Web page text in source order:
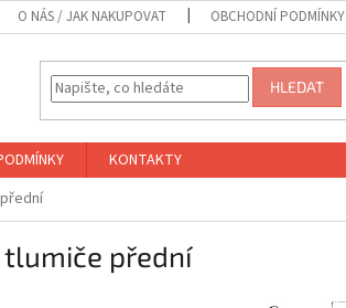
O NÁS / JAK NAKUPOVAT OBCHODNÍ PODMÍNKY
HLEDAT
KONTAKTY
přední